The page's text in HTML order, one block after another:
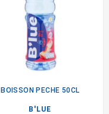
BOISSON PECHE 50CL
B'LUE